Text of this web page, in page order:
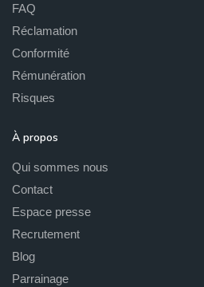
FAQ
Réclamation
Conformité
Rémunération
Risques
À propos
Qui sommes nous
Contact
Espace presse
Recrutement
Blog
Parrainage